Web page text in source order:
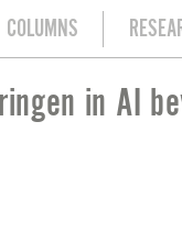
COLUMNS
INin AI